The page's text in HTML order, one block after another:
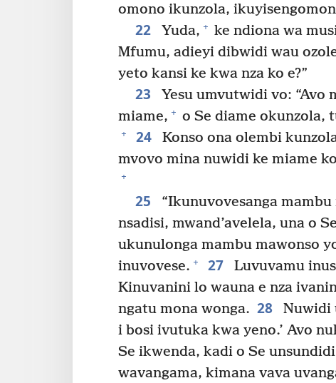
omono ikunzola,
22 Yuda, + ke ndiona wa
Mfumu, adieyi dibwidi wau
yeto kansi ke kwa nza ko e?”
23
Yesu umvutwidi vo: “Avo
miame, + o Se diame okunzola,
+ 24
Konso ona olembi
mvovo mina nuwidi ke miame
+
25 “Ikunuvovesanga
nsadisi, mwand’avelela, una o
ukunulonga mambu mawonso
inuvovese. + 27 Luvuvamu
Kinuvanini lo wauna e nza
ngatu mona wonga. 28
Nuwidi
i bosi ivutuka kwa yeno.’ Avo
Se ikwenda, kadi o Se
wavangama, kimana vava